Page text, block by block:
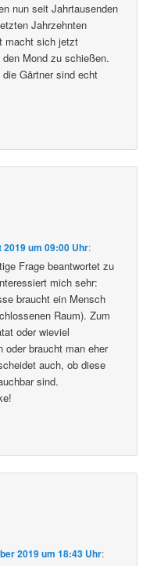
nun seit Jahrtausenden
Jahrzehnten
macht sich jetzt
Mond zu schießen.
Gärtner sind echt
2019 um 09:00 Uhr:
Frage beantwortet zu
mich sehr:
braucht ein Mensch
Raum). Zum
oder wieviel
oder braucht man eher
auch, ob diese
sind.
2019 um 18:43 Uhr: